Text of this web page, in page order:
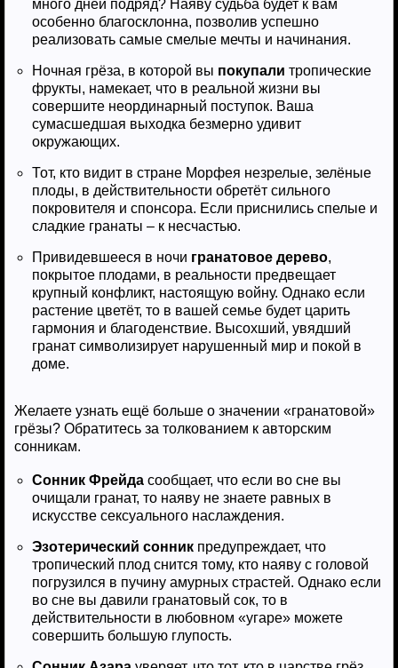
много дней подряд? Наяву судьба будет к вам
особенно благосклонна, позволив успешно
реализовать самые смелые мечты и начинания.
Ночная грёза, в которой вы покупали тропические
фрукты, намекает, что в реальной жизни вы
совершите неординарный поступок. Ваша
сумасшедшая выходка безмерно удивит
окружающих.
Тот, кто видит в стране Морфея незрелые, зелёные
плоды, в действительности обретёт сильного
покровителя и спонсора. Если приснились спелые и
сладкие гранаты – к несчастью.
Привидевшееся в ночи гранатовое дерево,
покрытое плодами, в реальности предвещает
крупный конфликт, настоящую войну. Однако если
растение цветёт, то в вашей семье будет царить
гармония и благоденствие. Высохший, увядший
гранат символизирует нарушенный мир и покой в
доме.
Желаете узнать ещё больше о значении «гранатовой»
грёзы? Обратитесь за толкованием к авторским
сонникам.
Сонник Фрейда сообщает, что если во сне вы
очищали гранат, то наяву не знаете равных в
искусстве сексуального наслаждения.
Эзотерический сонник предупреждает, что
тропический плод снится тому, кто наяву с головой
погрузился в пучину амурных страстей. Однако если
во сне вы давили гранатовый сок, то в
действительности в любовном «угаре» можете
совершить большую глупость.